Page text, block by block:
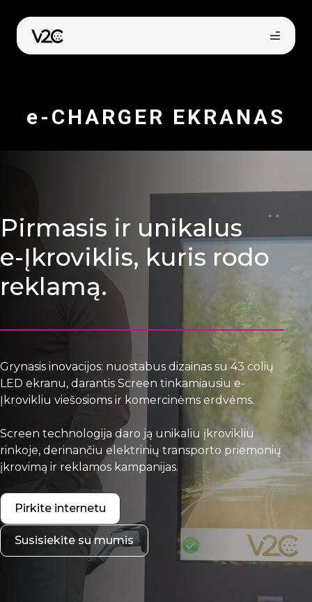
prie
turinio
e-CHARGER EKRANAS
Pirmasis ir unikalus
e-Įkroviklis, kuris rodo
reklamą.
Grynasis inovacijos: nuostabus dizainas su 43 colių
LED ekranu, darantis Screen tinkamiausiu e-
Įkrovikliu viešosioms ir komercinėms erdvėms.
Screen technologija daro ją unikaliu įkrovikliu
rinkoje, derinančiu elektrinių transporto priemonių
įkrovimą ir reklamos kampanijas.
Pirkite internetu
Susisiekite su mumis